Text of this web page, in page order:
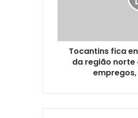
Tocantins fica
da região norte